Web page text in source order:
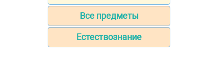
Все предметы
Естествознание